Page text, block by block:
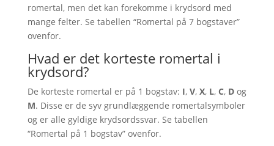
romertal, men det kan forekomme i krydsord med
mange felter. Se tabellen “Romertal på 7 bogstaver”
ovenfor.
Hvad er det korteste romertal i
krydsord?
De korteste romertal er på 1 bogstav: I, V, X, L, C, Dog
M. Disse er de syv grundlæggende romertalsymboler
og er alle gyldige krydsordssvar. Se tabellen
“Romertal på 1 bogstav” ovenfor.